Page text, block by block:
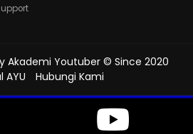
Akademi Youtuber © Since 2020
AYU
Hubungi Kami